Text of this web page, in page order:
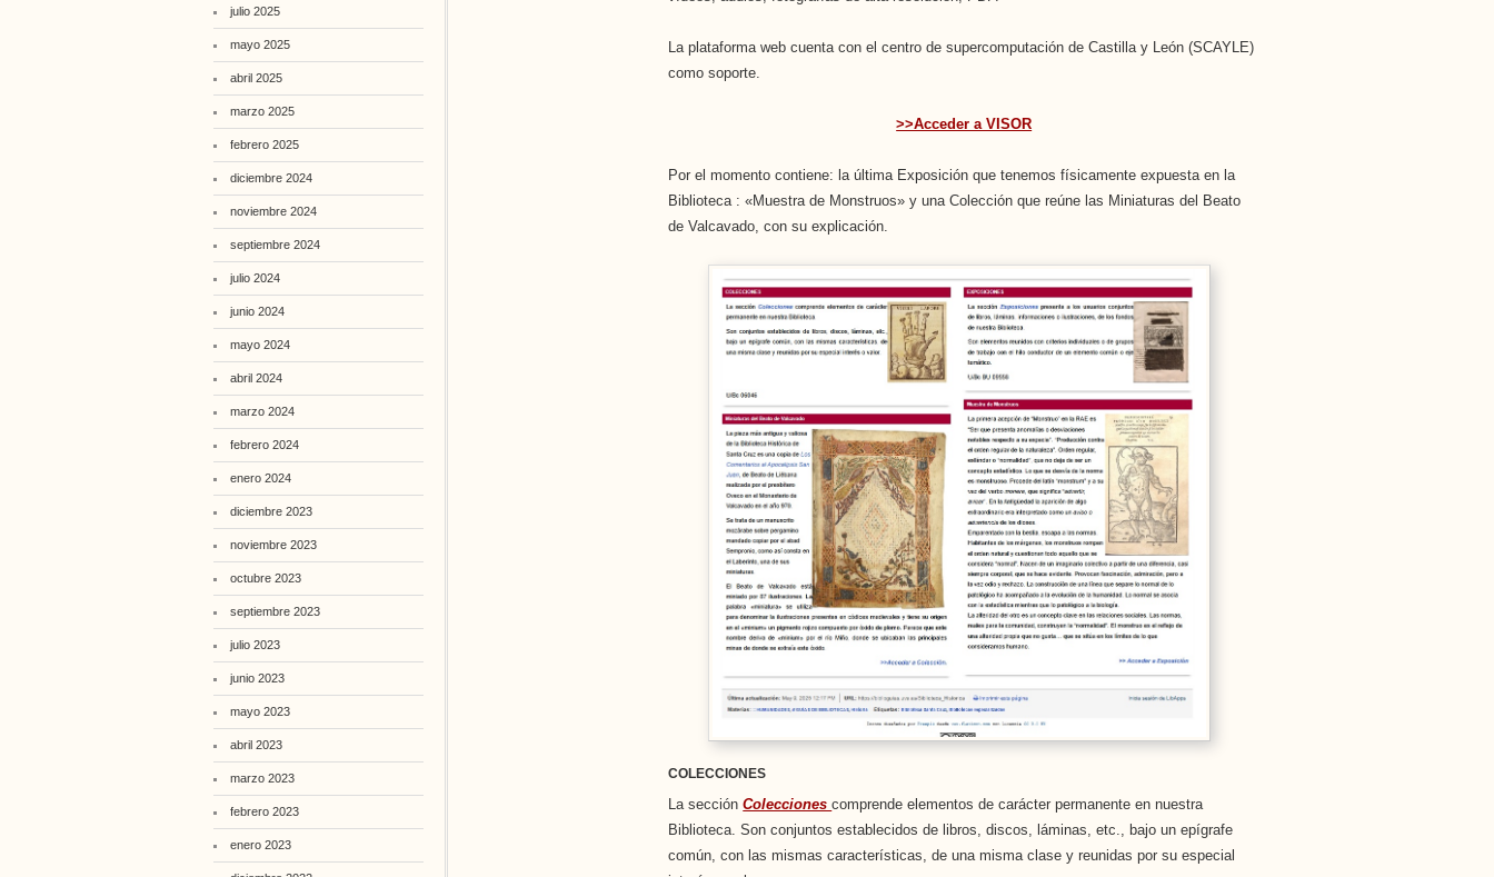
La plataforma web cuenta con el centro de supercomputación de Castilla y León (SCAYLE)
como soporte.
>>Acceder a VISOR
Por el momento contiene: la última Exposición que tenemos físicamente expuesta en la
Biblioteca : «Muestra de Monstruos» y una Colección que reúne las Miniaturas del Beato
de Valcavado, con su explicación.
COLECCIONES
La secciónColeccionescomprende elementos de carácter permanente en nuestra
Biblioteca. Son conjuntos establecidos de libros, discos, láminas, etc., bajo un epígrafe
común, con las mismas características, de una misma clase y reunidas por su especial
julio 2025
mayo 2025
abril 2025
marzo 2025
febrero 2025
diciembre 2024
noviembre 2024
septiembre 2024
julio 2024
junio 2024
mayo 2024
abril 2024
marzo 2024
febrero 2024
enero 2024
diciembre 2023
noviembre 2023
octubre 2023
septiembre 2023
julio 2023
junio 2023
mayo 2023
abril 2023
marzo 2023
febrero 2023
enero 2023